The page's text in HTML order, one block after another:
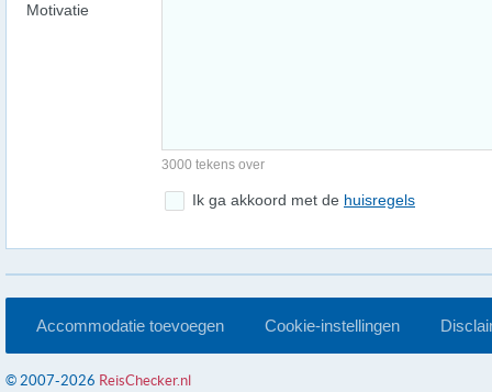
Motivatie
3000 tekens over
Ik ga akkoord met de huisregels
Accommodatie toevoegen Cookie-instellingen
© 2007-2026 ReisChecker.nl